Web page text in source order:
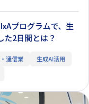
プログラムで、生
た2日間とは？
通信業
生成AI活用